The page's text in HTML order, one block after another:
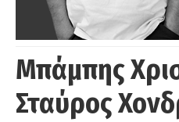
Μπάμπης
Σταύρος